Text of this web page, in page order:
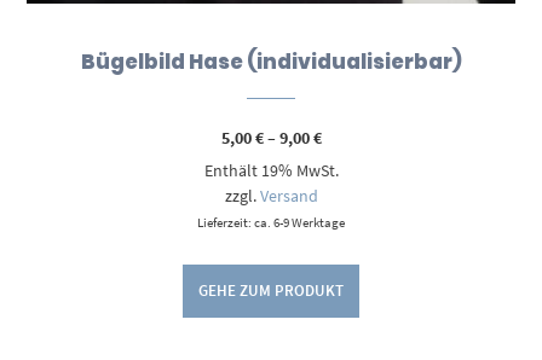
Bügelbild Hase (individualisierbar)
5,00€–9,00€Preisspanne:
bis
Enthält 19% MwSt.
zzgl.Versand
Lieferzeit: ca. 6-9 Werktage
GEHE ZUM PRODUKT